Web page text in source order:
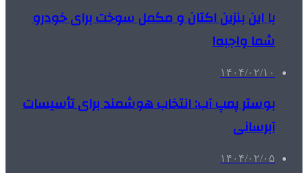
با این بنزین اکتان و مکمل سوخت برای خودرو
شما واجبه!
۱۴۰۴/۰۲/۱۰
بوستر پمپ آب: انتخاب هوشمند برای تأسیسات
آبرسانی
۱۴۰۴/۰۲/۰۵